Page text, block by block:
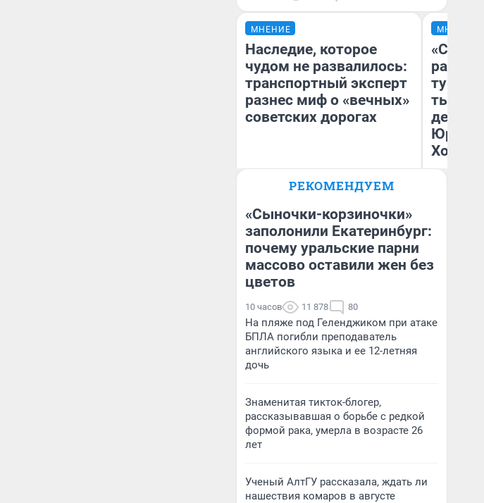
МНЕНИЕ
Наследие, которое
чудом не развалилось:
транспортный эксперт
разнес миф о «вечных»
советских дорогах
Блогер, предприниматель,
бизнесе
МНЕНИЕ
тысяч,
день
РЕКОМЕНДУЕМ
«Сыночки-корзиночки»
заполонили Екатеринбург:
почему уральские парни
массово оставили жен без
цветов
10 часов 11 878 80
На пляже под Геленджиком при атаке
БПЛА погибли преподаватель
английского языка и ее 12-летняя
дочь
Знаменитая тикток-блогер,
рассказывавшая о борьбе с редкой
формой рака, умерла в возрасте 26
лет
Ученый АлтГУ рассказала, ждать ли
нашествия комаров в августе